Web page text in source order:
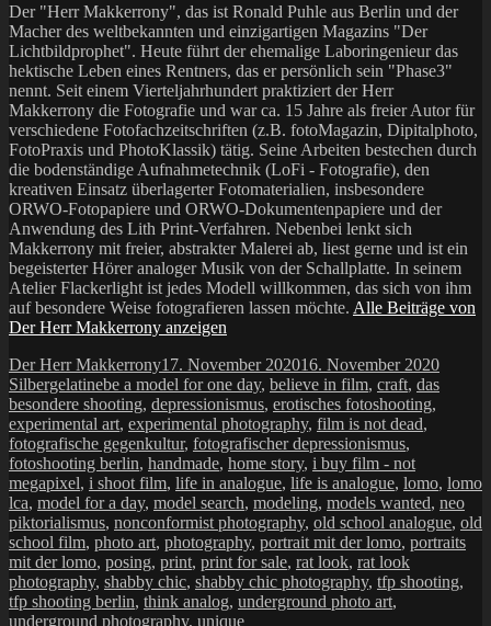
Der "Herr Makkerrony", das ist Ronald Puhle aus Berlin und der
Macher des weltbekannten und einzigartigen Magazins "Der
Lichtbildprophet". Heute führt der ehemalige Laboringenieur das
hektische Leben eines Rentners, das er persönlich sein "Phase3"
nennt. Seit einem Vierteljahrhundert praktiziert der Herr
Makkerrony die Fotografie und war ca. 15 Jahre als freier Autor für
verschiedene Fotofachzeitschriften (z.B. fotoMagazin, Dipitalphoto,
FotoPraxis und PhotoKlassik) tätig. Seine Arbeiten bestechen durch
die bodenständige Aufnahmetechnik (LoFi - Fotografie), den
kreativen Einsatz überlagerter Fotomaterialien, insbesondere
ORWO-Fotopapiere und ORWO-Dokumentenpapiere und der
Anwendung des Lith Print-Verfahren. Nebenbei lenkt sich
Makkerrony mit freier, abstrakter Malerei ab, liest gerne und ist ein
begeisterter Hörer analoger Musik von der Schallplatte. In seinem
Atelier Flackerlight ist jedes Modell willkommen, das sich von ihm
auf besondere Weise fotografieren lassen möchte. Alle Beiträge von
Der Herr Makkerrony anzeigen
Autor
Der Herr MakkerronyVeröffentlicht
am
17. November 202016. November 2020
SilbergelatineSchlagwörter
be a model for one day, believe in film, craft, das
besondere shooting, depressionismus, erotisches fotoshooting,
experimental art, experimental photography, film is not dead,
fotografische gegenkultur, fotografischer depressionismus,
fotoshooting berlin, handmade, home story, i buy film - not
megapixel, i shoot film, life in analogue, life is analogue, lomo, lomo
lca, model for a day, model search, modeling, models wanted, neo
piktorialismus, nonconformist photography, old school analogue, old
school film, photo art, photography, portrait mit der lomo, portraits
mit der lomo, posing, print, print for sale, rat look, rat look
photography, shabby chic, shabby chic photography, tfp shooting,
tfp shooting berlin, think analog, underground photo art,
underground photography, unique